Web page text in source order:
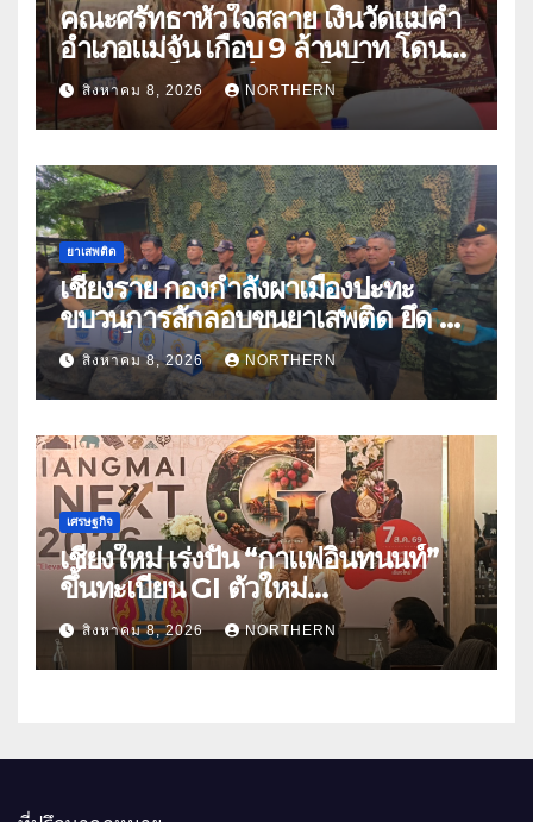
คณะศรัทธาหัวใจสลาย เงินวัดแม่คำ
อำเภอแม่จัน เกือบ 9 ล้านบาท โดน
แก๊งคอลเซ็นเตอร์หลอกให้โอนข้าม
ปีกว่า 66 บัญชี
สิงหาคม 8, 2026 NORTHERN
ยาเสพติด
เชียงราย กองกำลังผาเมืองปะทะ
ขบวนการลักลอบขนยาเสพติด ยึด 2
ล้านเม็ด
สิงหาคม 8, 2026 NORTHERN
เศรษฐกิจ
เชียงใหม่ เร่งปั้น “กาแฟอินทนนท์”
ขึ้นทะเบียน GI ตัวใหม่
“CHIANGMAI GI NEXT 2026”
ติดอาวุธผู้ประกอบการ 100 ราย ดัน
สินค้าอัตลักษณ์สู่ตลาดพรีเมียม
สิงหาคม 8, 2026 NORTHERN